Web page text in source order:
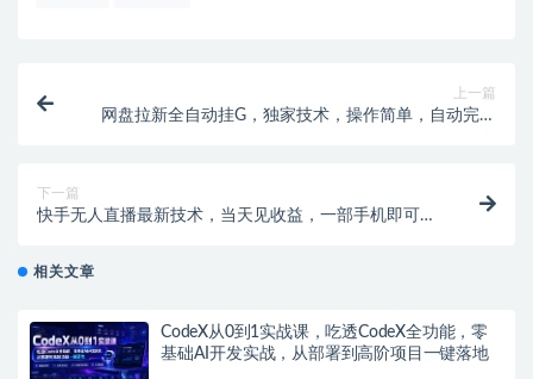
上一篇
网盘拉新全自动挂G，独家技术，操作简单，自动完成
下一篇
快手无人直播最新技术，当天见收益，一部手机即可操
相关文章
CodeX从0到1实战课，吃透CodeX全功能，零
基础AI开发实战，从部署到高阶项目一键落地